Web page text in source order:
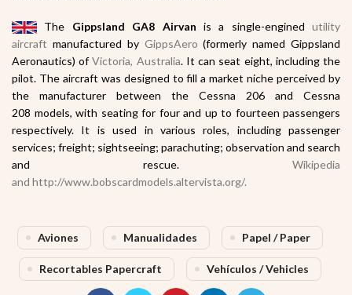
The Gippsland GA8 Airvan is a single-engined utility
aircraft manufactured by GippsAero (formerly named Gippsland
Aeronautics) ofVictoria, Australia. It can seat eight, including the
pilot. The aircraft was designed to fill a market niche perceived by
the manufacturer between the Cessna 206 and Cessna
208 models, with seating for four and up to fourteen passengers
respectively. It is used in various roles, including passenger
services; freight; sightseeing; parachuting; observation and search
and rescue. Wikipedia
and http://www.bobscardmodels.altervista.org/.
Aviones Manualidades Papel / Paper
Recortables Papercraft Vehículos / Vehicles